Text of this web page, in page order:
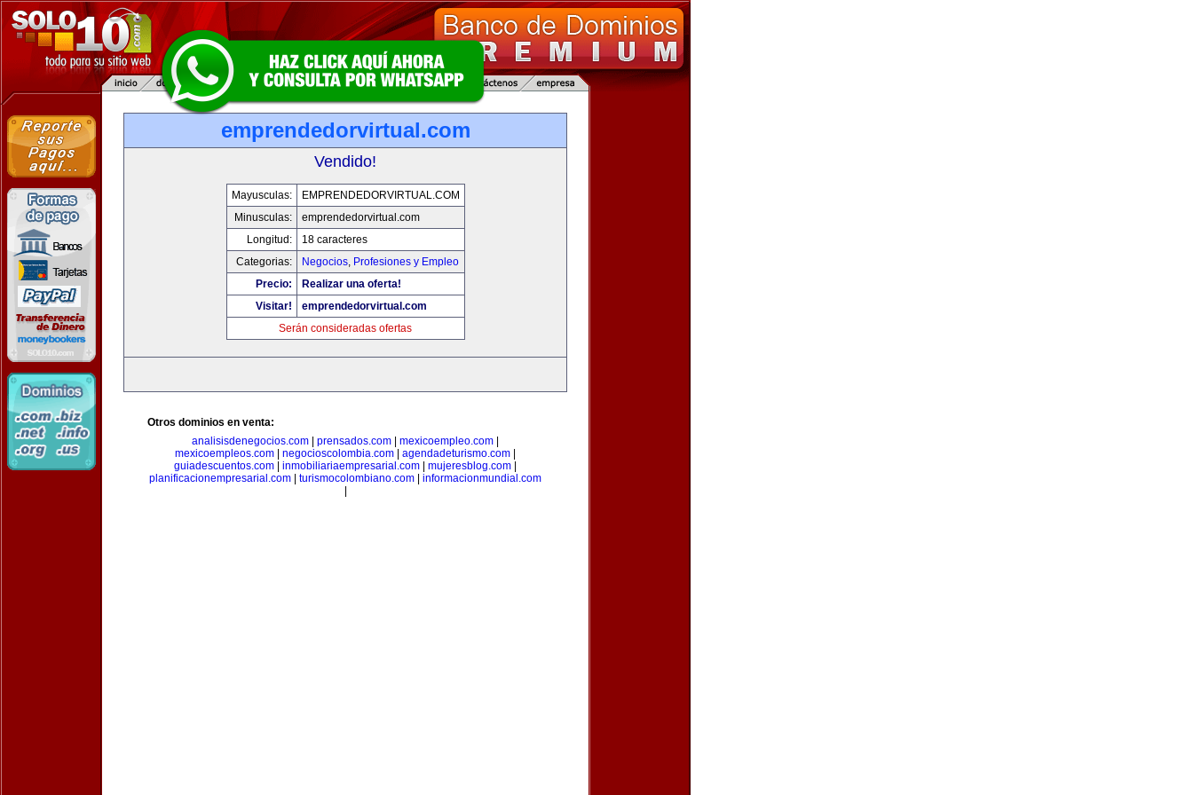
emprendedorvirtual.com
Vendido!
Mayusculas:
EMPRENDEDORVIRTUAL.COM
Minusculas:
emprendedorvirtual.com
Longitud:
18 caracteres
Categorias:
Negocios, Profesiones y Empleo
Precio:
Realizar una oferta!
Visitar!
emprendedorvirtual.com
Serán consideradas ofertas
Otros dominios en venta:
analisisdenegocios.com
prensados.com mexicoempleo.com
mexicoempleos.com
negocioscolombia.com agendadeturismo.com
guiadescuentos.com
inmobiliariaempresarial.com mujeresblog.com
planificacionempresarial.com
turismocolombiano.com
informacionmundial.com